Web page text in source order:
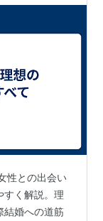
性との出会い
すく解説。理
結婚への道筋